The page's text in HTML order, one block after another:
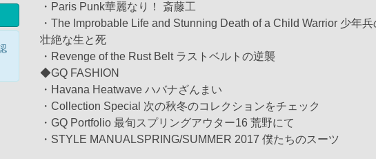
・Paris Punk華麗なり！ 斎藤工
・The Improbable Life and Stunning Death of a Child Warrior 少年兵
壮絶な生と死
・Revenge of the Rust Belt ラストベルトの逆襲
◆GQ FASHION
・Havana Heatwave ハバナざんまい
・Collection Special 次の秋冬のコレクションをチェック
・GQ Portfolio 最旬スプリングアウター16 荒野にて
・STYLE MANUALSPRING/SUMMER 2017 僕たちのスーツ